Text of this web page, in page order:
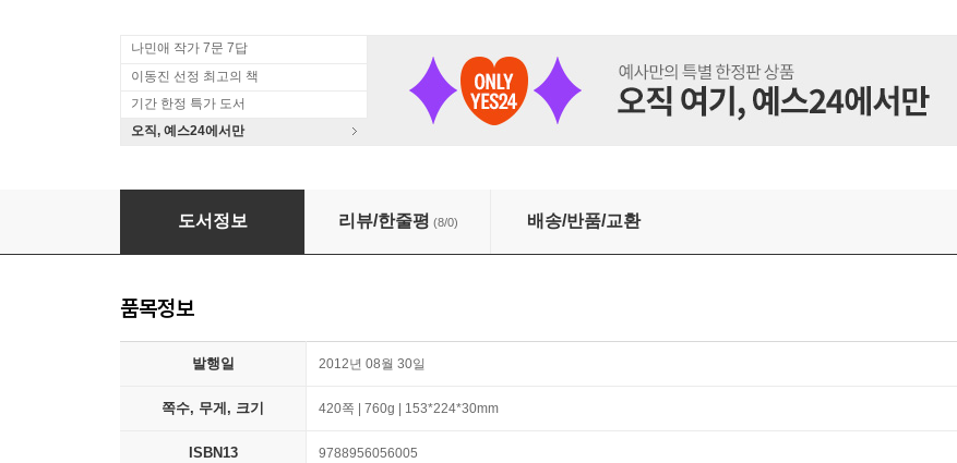
나민애 작가 7문 7답
이동진 선정 최고의 책
기간 한정 특가 도서
오직, 예스24에서만
청춘의 지도를 그리다
도서정보 리뷰/한줄평 (8/0) 배송/반품/교환
품목정보
발행일 2012년 08월 30일
쪽수, 무게, 크기 420쪽 | 760g | 153*224*30mm
ISBN13 9788956056005